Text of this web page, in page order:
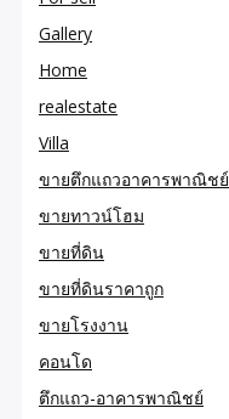
Gallery
Home
realestate
Villa
ขายตึกแถวอาคารพาณิชย์
ขายทาวน์โฮม
ขายที่ดิน
ขายที่ดินราคาถูก
ขายโรงงาน
คอนโด
ตึกแถว-อาคารพาณิชย์